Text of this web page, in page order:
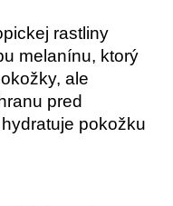
rastliny
melanínu, ktorý
ale
pred
pokožku